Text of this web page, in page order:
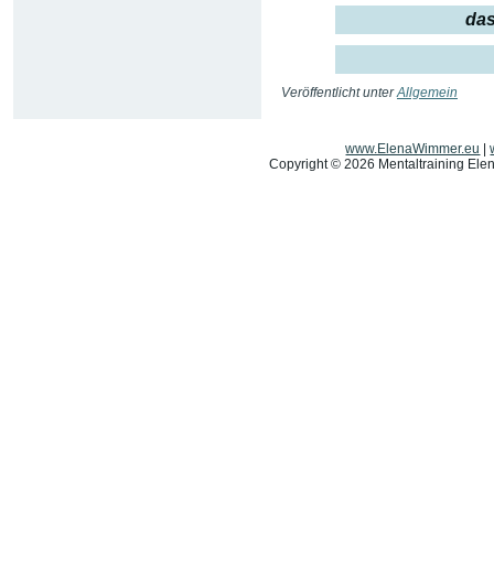
Veröffentlicht unter Allgemein
www.ElenaWimmer.eu |
Copyright © 2026 Mentaltraining